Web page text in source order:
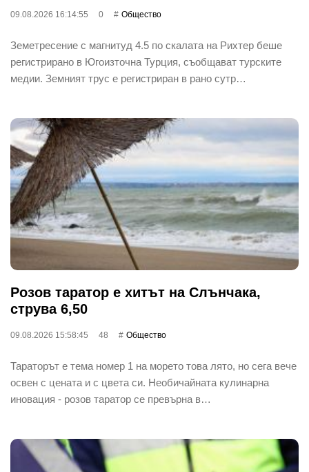
09.08.2026 16:14:55 0 Общество
Земетресение с магнитуд 4.5 по скалата на Рихтер беше
регистрирано в Югоизточна Турция, съобщават турските
медии. Земният трус е регистриран в рано сутр…
Розов таратор е хитът на Слънчака,
струва 6,50
09.08.2026 15:58:45 48 Общество
Тараторът е тема номер 1 на морето това лято, но сега вече
освен с цената и с цвета си. Необичайната кулинарна
иновация - розов таратор се превърна в…